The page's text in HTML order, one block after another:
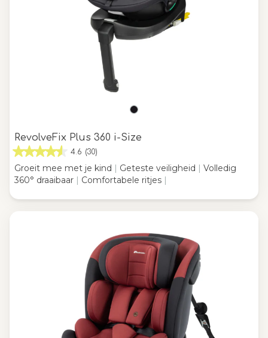
RevolveFix Plus 360 i-Size
4.6 (30)
Groeit mee met je kind | Geteste veiligheid | Volledig
360° draaibaar | Comfortabele ritjes |